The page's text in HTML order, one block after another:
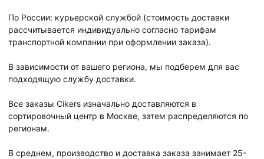
По России: курьерской службой (стоимость доставки
рассчитывается индивидуально согласно тарифам
транспортной компании при оформлении заказа).
В зависимости от вашего региона, мы подберем для вас
подходящую службу доставки.
Все заказы Cikers изначально доставляются в
сортировочный центр в Москве, затем распределяются по
регионам.
В среднем, производство и доставка заказа занимает 25-